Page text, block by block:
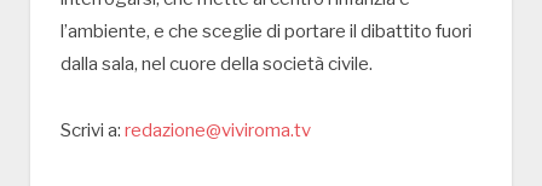
l’ambiente, e che sceglie di portare il dibattito fuori
dalla sala, nel cuore della società civile.
Scrivi a: redazione@viviroma.tv